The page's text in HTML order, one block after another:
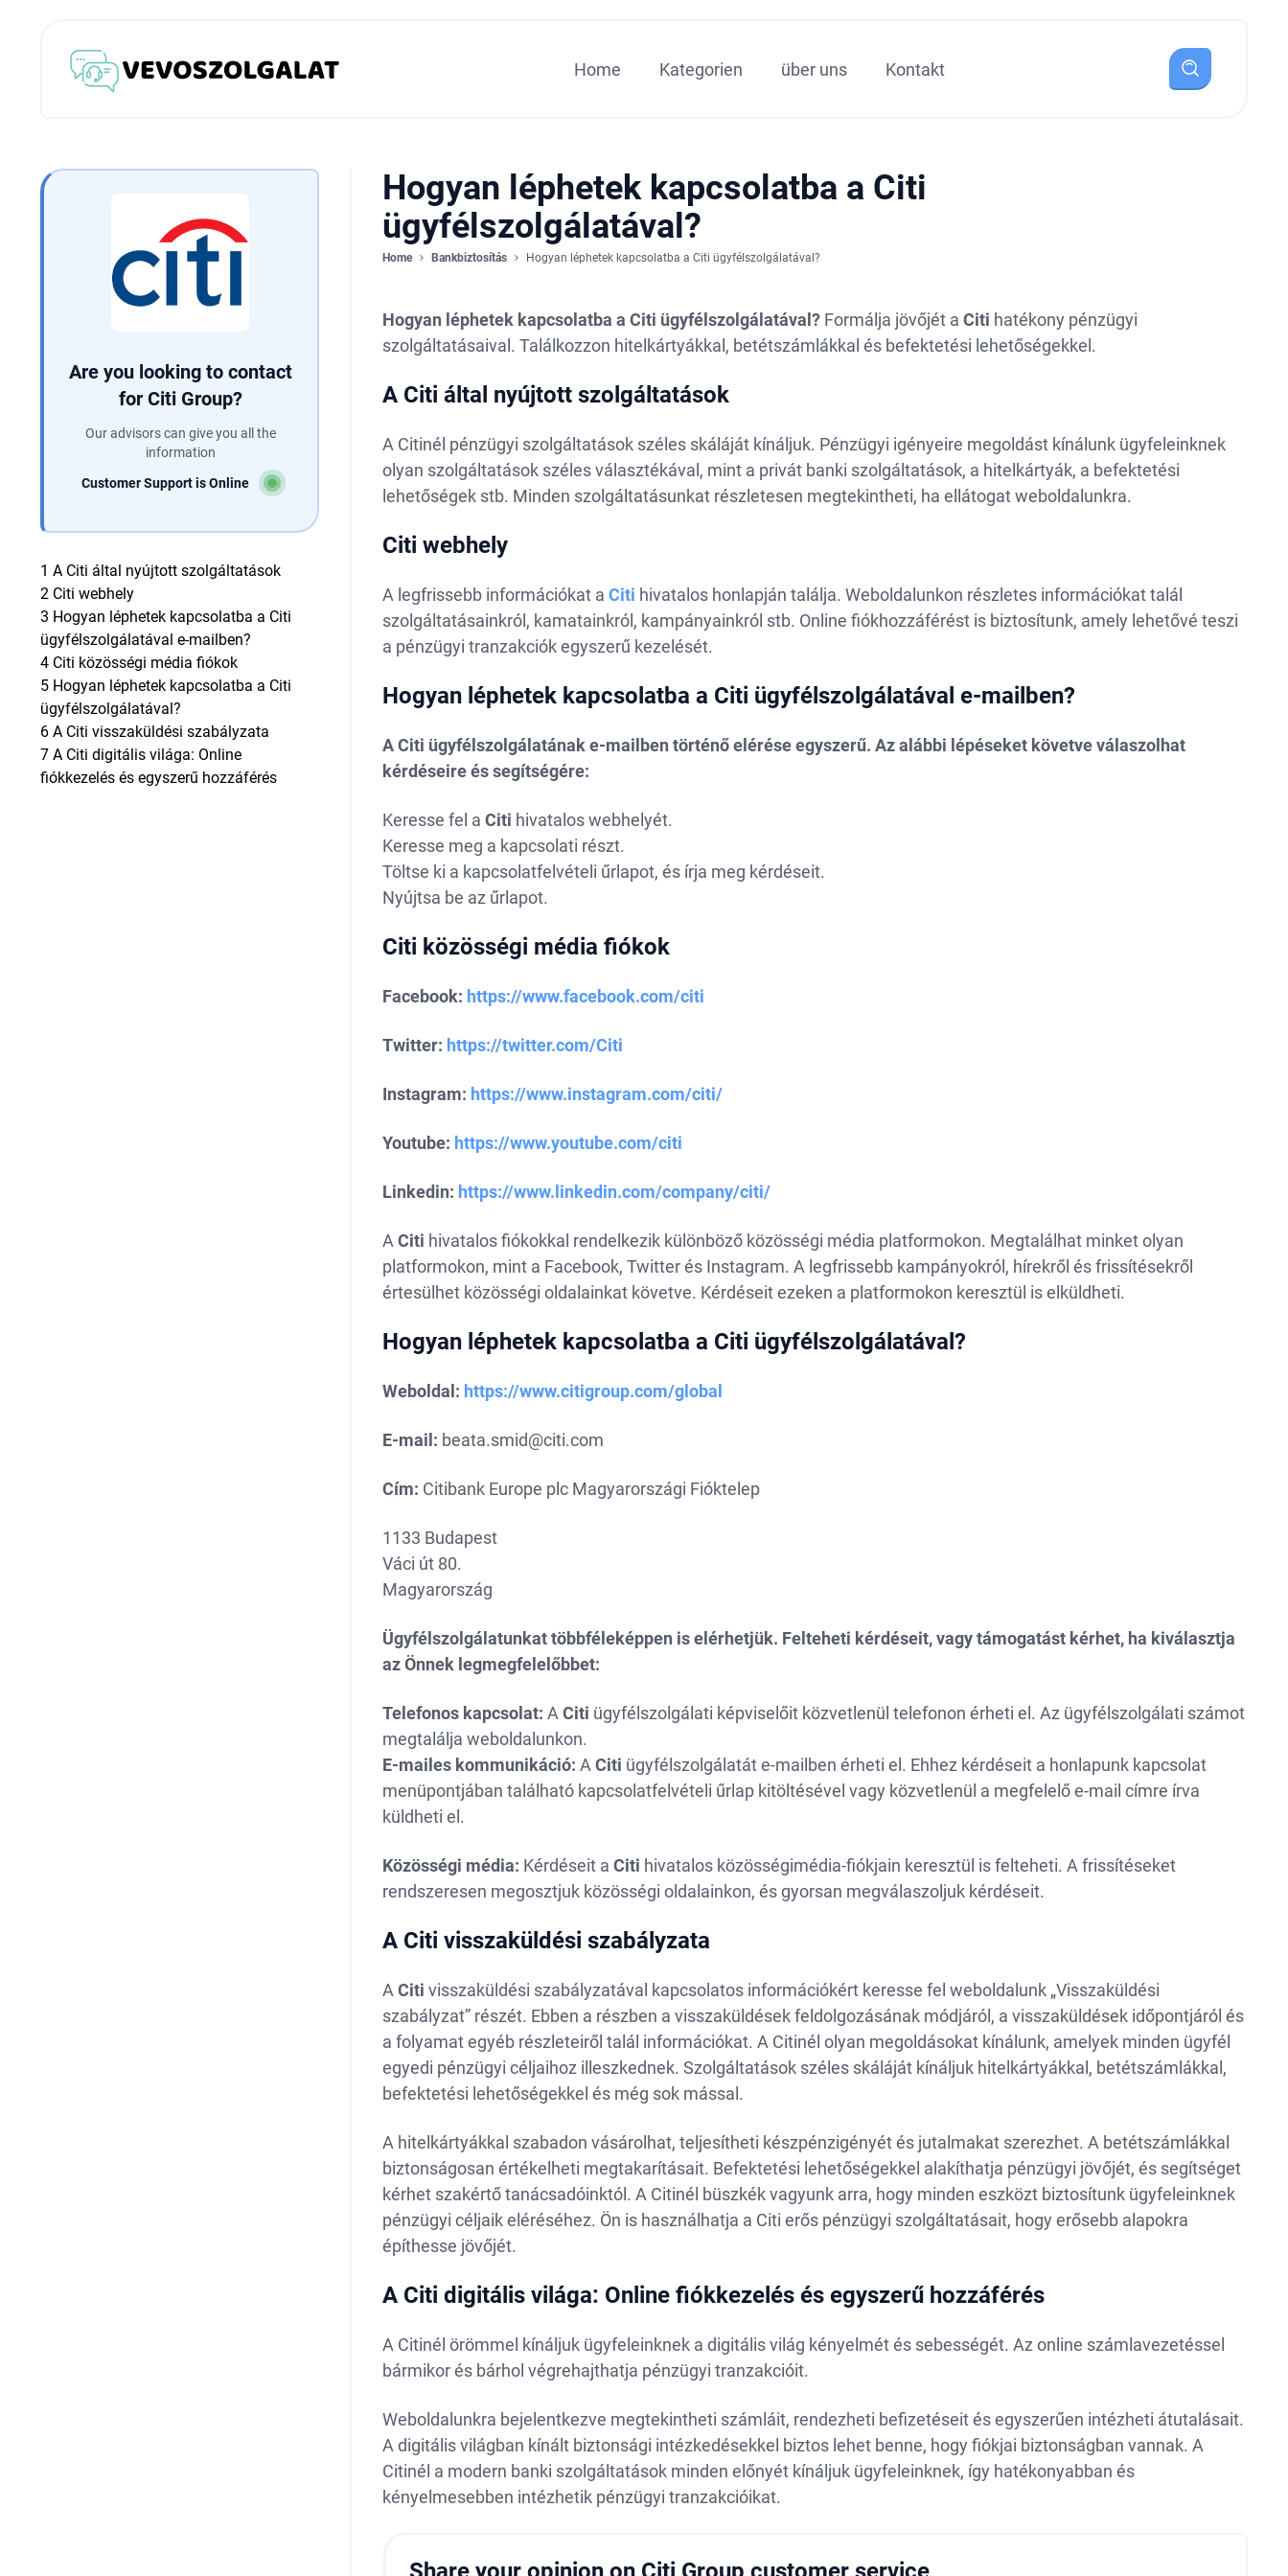
Home Kategorien über uns Kontakt
Are you looking to contact
for Citi Group?
Our advisors can give you all the
information
Customer Support is Online
1 A Citi által nyújtott szolgáltatások
2 Citi webhely
3 Hogyan léphetek kapcsolatba a Citi
ügyfélszolgálatával e-mailben?
4 Citi közösségi média fiókok
5 Hogyan léphetek kapcsolatba a Citi
ügyfélszolgálatával?
6 A Citi visszaküldési szabályzata
7 A Citi digitális világa: Online
fiókkezelés és egyszerű hozzáférés
Hogyan léphetek kapcsolatba a Citi
ügyfélszolgálatával?
Home Bankbiztosítás Hogyan léphetek kapcsolatba a Citi ügyfélszolgálatával?
Hogyan léphetek kapcsolatba a Citi ügyfélszolgálatával?Formálja jövőjét a Citi hatékony pénzügyi
szolgáltatásaival. Találkozzon hitelkártyákkal, betétszámlákkal és befektetési lehetőségekkel.
A Citi által nyújtott szolgáltatások
A Citinél pénzügyi szolgáltatások széles skáláját kínáljuk. Pénzügyi igényeire megoldást kínálunk ügyfeleinknek
olyan szolgáltatások széles választékával, mint a privát banki szolgáltatások, a hitelkártyák, a befektetési
lehetőségek stb. Minden szolgáltatásunkat részletesen megtekintheti, ha ellátogat weboldalunkra.
Citi webhely
A legfrissebb információkat a Citi hivatalos honlapján találja. Weboldalunkon részletes információkat talál
szolgáltatásainkról, kamatainkról, kampányainkról stb. Online fiókhozzáférést is biztosítunk, amely lehetővé teszi
a pénzügyi tranzakciók egyszerű kezelését.
Hogyan léphetek kapcsolatba a Citi ügyfélszolgálatával e-mailben?
A Citi ügyfélszolgálatának e-mailben történő elérése egyszerű. Az alábbi lépéseket követve válaszolhat
kérdéseire és segítségére:
Keresse fel a Citi hivatalos webhelyét.
Keresse meg a kapcsolati részt.
Töltse ki a kapcsolatfelvételi űrlapot, és írja meg kérdéseit.
Nyújtsa be az űrlapot.
Citi közösségi média fiókok
Facebook: https://www.facebook.com/citi
Twitter: https://twitter.com/Citi
Instagram: https://www.instagram.com/citi/
Youtube: https://www.youtube.com/citi
Linkedin: https://www.linkedin.com/company/citi/
A Citi hivatalos fiókokkal rendelkezik különböző közösségi média platformokon. Megtalálhat minket olyan
platformokon, mint a Facebook, Twitter és Instagram. A legfrissebb kampányokról, hírekről és frissítésekről
értesülhet közösségi oldalainkat követve. Kérdéseit ezeken a platformokon keresztül is elküldheti.
Hogyan léphetek kapcsolatba a Citi ügyfélszolgálatával?
Weboldal: https://www.citigroup.com/global
E-mail: beata.smid@citi.com
Cím: Citibank Europe plc Magyarországi Fióktelep
1133 Budapest
Váci út 80.
Magyarország
Ügyfélszolgálatunkat többféleképpen is elérhetjük. Felteheti kérdéseit, vagy támogatást kérhet, ha kiválasztja
az Önnek legmegfelelőbbet:
Telefonos kapcsolat: A Citi ügyfélszolgálati képviselőit közvetlenül telefonon érheti el. Az ügyfélszolgálati számot
megtalálja weboldalunkon.
E-mailes kommunikáció: A Citi ügyfélszolgálatát e-mailben érheti el. Ehhez kérdéseit a honlapunk kapcsolat
menüpontjában található kapcsolatfelvételi űrlap kitöltésével vagy közvetlenül a megfelelő e-mail címre írva
küldheti el.
Közösségi média: Kérdéseit a Citi hivatalos közösségimédia-fiókjain keresztül is felteheti. A frissítéseket
rendszeresen megosztjuk közösségi oldalainkon, és gyorsan megválaszoljuk kérdéseit.
A Citi visszaküldési szabályzata
A Citi visszaküldési szabályzatával kapcsolatos információkért keresse fel weboldalunk „Visszaküldési
szabályzat” részét. Ebben a részben a visszaküldések feldolgozásának módjáról, a visszaküldések időpontjáról és
a folyamat egyéb részleteiről talál információkat. A Citinél olyan megoldásokat kínálunk, amelyek minden ügyfél
egyedi pénzügyi céljaihoz illeszkednek. Szolgáltatások széles skáláját kínáljuk hitelkártyákkal, betétszámlákkal,
befektetési lehetőségekkel és még sok mással.
A hitelkártyákkal szabadon vásárolhat, teljesítheti készpénzigényét és jutalmakat szerezhet. A betétszámlákkal
biztonságosan értékelheti megtakarításait. Befektetési lehetőségekkel alakíthatja pénzügyi jövőjét, és segítséget
kérhet szakértő tanácsadóinktól. A Citinél büszkék vagyunk arra, hogy minden eszközt biztosítunk ügyfeleinknek
pénzügyi céljaik eléréséhez. Ön is használhatja a Citi erős pénzügyi szolgáltatásait, hogy erősebb alapokra
építhesse jövőjét.
A Citi digitális világa: Online fiókkezelés és egyszerű hozzáférés
A Citinél örömmel kínáljuk ügyfeleinknek a digitális világ kényelmét és sebességét. Az online számlavezetéssel
bármikor és bárhol végrehajthatja pénzügyi tranzakcióit.
Weboldalunkra bejelentkezve megtekintheti számláit, rendezheti befizetéseit és egyszerűen intézheti átutalásait.
A digitális világban kínált biztonsági intézkedésekkel biztos lehet benne, hogy fiókjai biztonságban vannak. A
Citinél a modern banki szolgáltatások minden előnyét kínáljuk ügyfeleinknek, így hatékonyabban és
kényelmesebben intézhetik pénzügyi tranzakcióikat.